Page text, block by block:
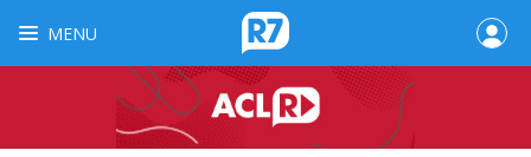
MENU